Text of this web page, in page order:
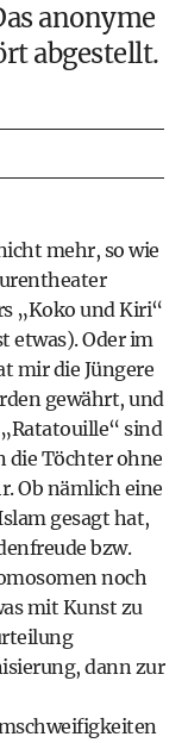
anonyme
abgestellt.
mehr, so wie
„Koko und Kiri“
etwas). Oder im
mir die Jüngere
gewährt, und
sind
die Töchter ohne
Ob nämlich eine
gesagt hat,
bzw.
noch
mit Kunst zu
dann zur